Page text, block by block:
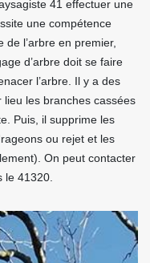
41 effectuer une
une compétence
l’arbre en premier,
d’arbre doit se faire
l’arbre. Il y a des
les branches cassées
Puis, il supprime les
ou rejet et les
On peut contacter
le 41320.